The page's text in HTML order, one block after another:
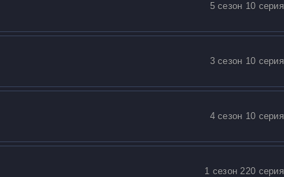
5 сезон 10 серия
3 сезон 10 серия
4 сезон 10 серия
1 сезон 220 серия